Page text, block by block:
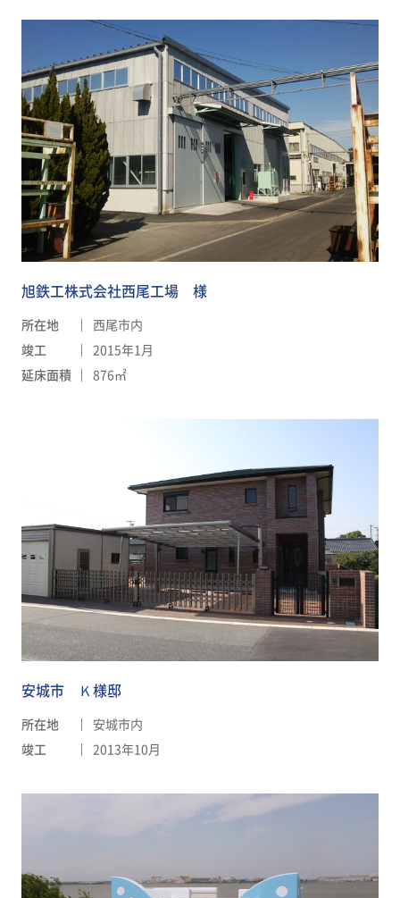
旭鉄工株式会社西尾工場 様
所在地
西尾市内
竣工
2015年1月
延床面積
876㎡
安城市 Ｋ様邸
所在地
安城市内
竣工
2013年10月